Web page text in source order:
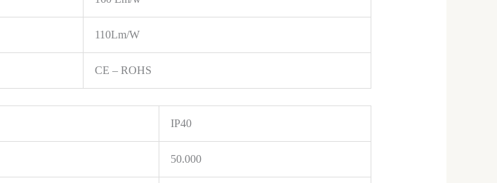
110Lm/W
CE – ROHS
IP40
50.000